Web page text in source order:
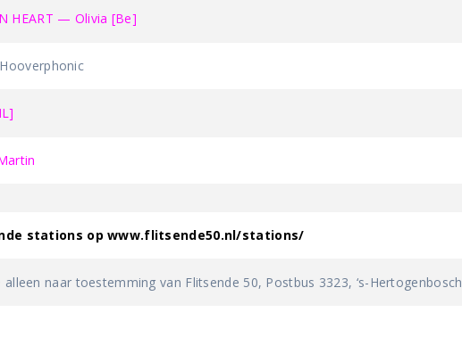
HEART — Olivia [Be]
stations op www.flitsende50.nl/stations/
naar toestemming van Flitsende 50, Postbus 3323, ‘s-Hertogenbosch